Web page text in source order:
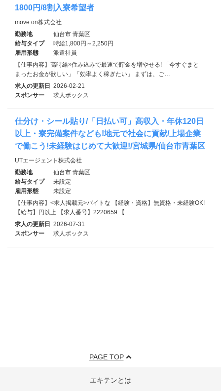
1800円/8割入寮希望者
move on株式会社
勤務地
仙台市 青葉区
給与タイプ
時給1,800円～2,250円
雇用形態
派遣社員
【仕事内容】高時給×住み込みで最速で貯金を増やせる! 「今すぐまと
まったお金が欲しい」「効率よく稼ぎたい」 まずは、ご…
求人の更新日 2026-02-21
スポンサー
求人ボックス
仕分け・シール貼り/「日払い可」高収入・年休120日
以上・寮完備案件なども!地元で社会に貢献/上場企業
で働こう!未経験はじめて大歓迎!/宮城県/仙台市青葉区
UTエージェント株式会社
勤務地
仙台市 青葉区
給与タイプ
未設定
雇用形態
未設定
【仕事内容】<求人掲載元>バイトな 【経験・資格】無資格・未経験OK!
【給与】円以上 【求人番号】2220659 【…
求人の更新日 2026-07-31
スポンサー
求人ボックス
PAGE TOP
エキテンとは